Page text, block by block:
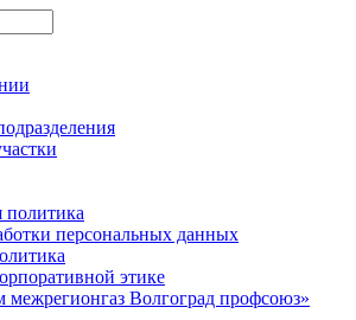
политика
персональных данных
этике
Волгоград профсоюз»